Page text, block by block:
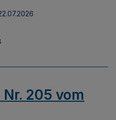
205 vom